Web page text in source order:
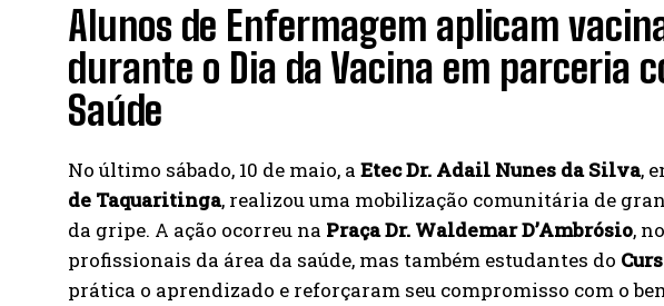
Alunos de Enfermagem aplicam
durante o Dia da Vacina em parceria
Saúde
No último sábado, 10 de maio, a Etec Dr. Adail Nunes da Silva,
de Taquaritinga, realizou uma mobilização comunitária de
da gripe. A ação ocorreu na Praça Dr. Waldemar D’Ambrósio,
profissionais da área da saúde, mas também estudantes do
prática o aprendizado e reforçaram seu compromisso com o